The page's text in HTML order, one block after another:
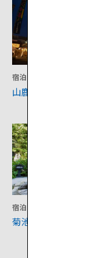
宿泊
山鹿温泉
宿泊
菊池温泉